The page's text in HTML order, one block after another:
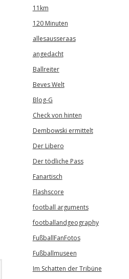
11km
120 Minuten
allesausseraas
angedacht
Ballreiter
Beves Welt
Blog-G
Check von hinten
Dembowski ermittelt
Der Libero
Der tödliche Pass
Fanartisch
Flashscore
football arguments
footballandgeography
FußballFanFotos
Fußballmuseen
Im Schatten der Tribüne